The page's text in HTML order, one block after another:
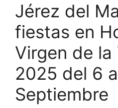
Jérez del
fiestas en
Virgen de la
2025 del 6
Septiembre